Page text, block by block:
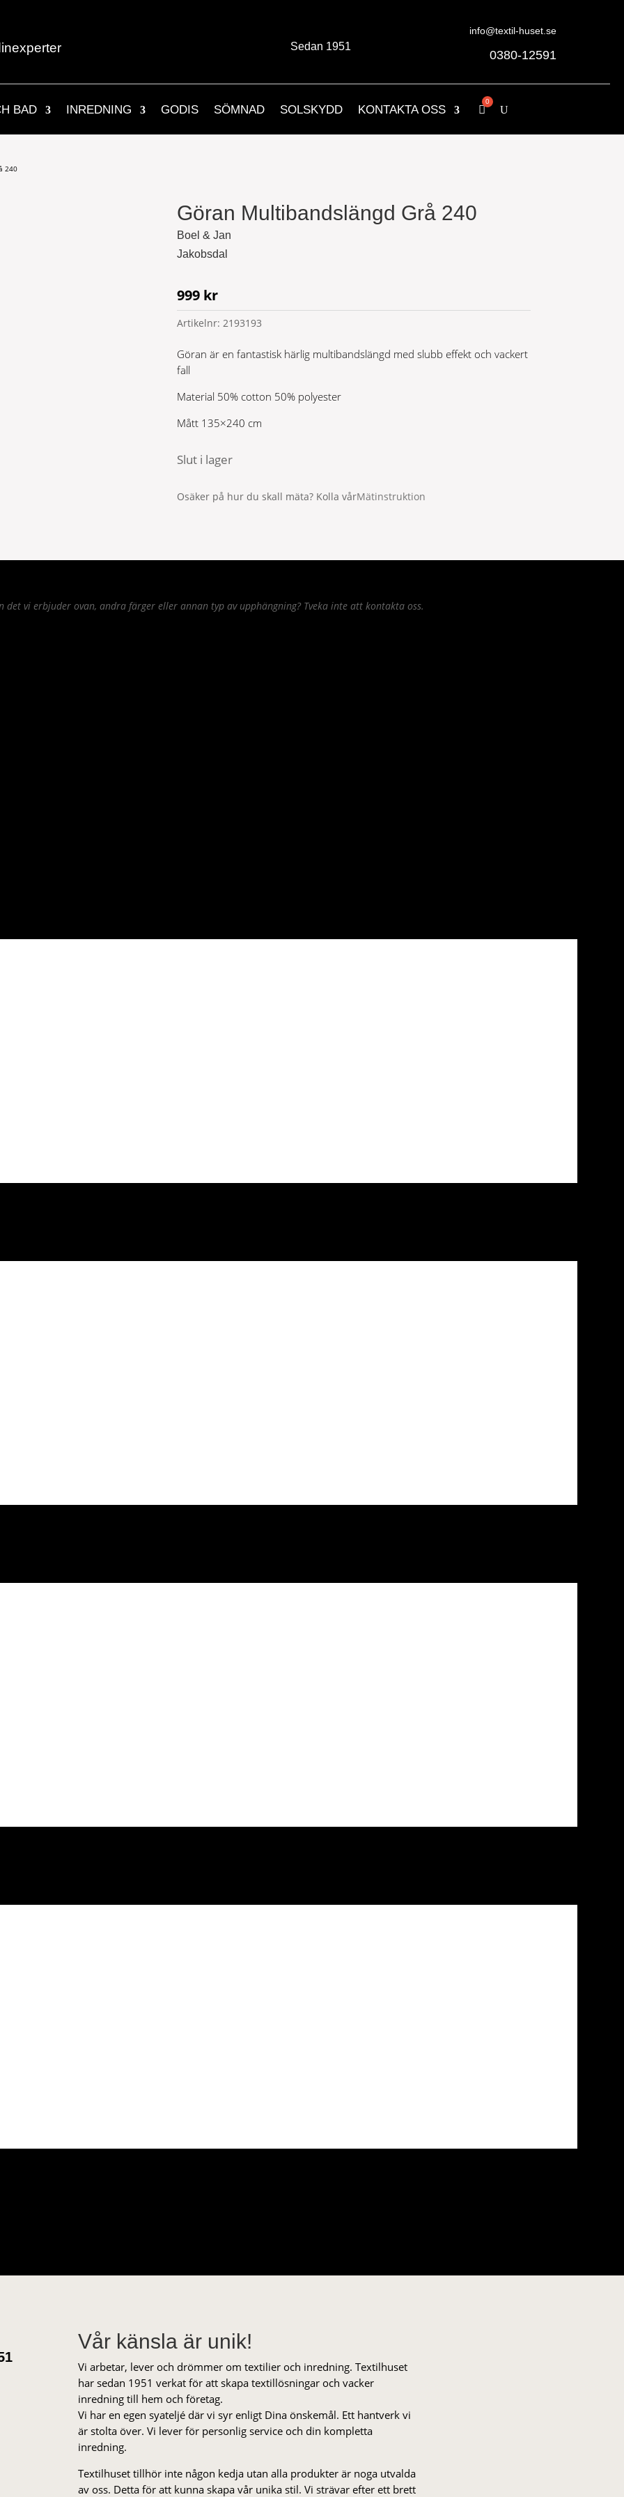
Sedan 1951
info@textil-huset.se
0380-12591
BAD INREDNING GODIS SÖMNAD SOLSKYDD KONTAKTA OSS
240
Göran Multibandslängd Grå 240
Boel & Jan
Jakobsdal
999 kr
Artikelnr: 2193193
Göran är en fantastisk härlig multibandslängd med slubb effekt och vackert
fall
Material 50% cotton 50% polyester
Mått 135×240 cm
Slut i lager
Osäker på hur du skall mäta? Kolla vårMätinstruktion
det vi erbjuder ovan, andra färger eller annan typ av upphängning? Tveka inte att kontakta oss.
Vår känsla är unik!
Vi arbetar, lever och drömmer om textilier och inredning. Textilhuset
har sedan 1951 verkat för att skapa textillösningar och vacker
inredning till hem och företag.
Vi har en egen syateljé där vi syr enligt Dina önskemål. Ett hantverk vi
är stolta över. Vi lever för personlig service och din kompletta
inredning.
Textilhuset tillhör inte någon kedja utan alla produkter är noga utvalda
av oss. Detta för att kunna skapa vår unika stil. Vi strä­var efter ett brett